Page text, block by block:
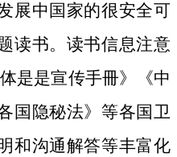
展中国家的很安全可
读书。读书信息注意
是是宣传手冊》《中
国隐秘法》等各国卫
和沟通解答等丰富化